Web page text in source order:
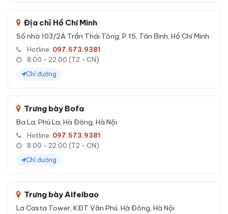
Địa chỉ Hồ Chí Minh
Số nhà 103/2A Trần Thái Tông, P.15, Tân Bình, Hồ Chí Minh
Hotline: 097.573.9381
8:00 - 22:00 (T2 - CN)
Chỉ đường
Trưng bày Bofa
Ba La, Phú La, Hà Đông, Hà Nội
Hotline: 097.573.9381
8:00 - 22:00 (T2 - CN)
Chỉ đường
Trưng bày Aifeibao
La Casta Tower, KĐT Văn Phú, Hà Đông, Hà Nội